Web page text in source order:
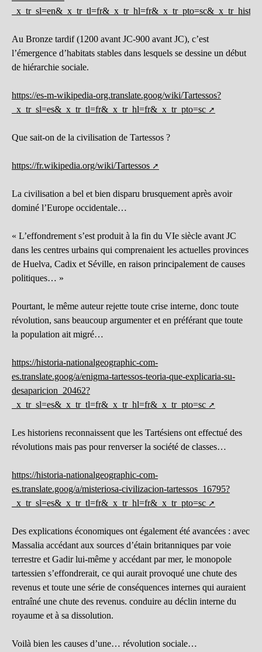
Au Bronze tardif (1200 avant JC-900 avant JC), c’est
l’émergence d’habitats stables dans lesquels se dessine un début
de hiérarchie sociale.
https://es-m-wikipedia-org.translate.goog/wiki/Tartessos?
_x_tr_sl=es&_x_tr_tl=fr&_x_tr_hl=fr&_x_tr_pto=sc
Que sait-on de la civilisation de Tartessos ?
https://fr.wikipedia.org/wiki/Tartessos
La civilisation a bel et bien disparu brusquement après avoir
dominé l’Europe occidentale…
« L’effondrement s’est produit à la fin du VIe siècle avant JC
dans les centres urbains qui comprenaient les actuelles provinces
de Huelva, Cadix et Séville, en raison principalement de causes
politiques… »
Pourtant, le même auteur rejette toute crise interne, donc toute
révolution, sans beaucoup argumenter et en préférant que toute
la population ait migré…
https://historia-nationalgeographic-com-
es.translate.goog/a/enigma-tartessos-teoria-que-explicaria-su-
desaparicion_20462?
_x_tr_sl=es&_x_tr_tl=fr&_x_tr_hl=fr&_x_tr_pto=sc
Les historiens reconnaissent que les Tartésiens ont effectué des
révolutions mais pas pour renverser la société de classes…
https://historia-nationalgeographic-com-
es.translate.goog/a/misteriosa-civilizacion-tartessos_16795?
_x_tr_sl=es&_x_tr_tl=fr&_x_tr_hl=fr&_x_tr_pto=sc
Des explications économiques ont également été avancées : avec
Massalia accédant aux sources d’étain britanniques par voie
terrestre et Gadir lui-même y accédant par mer, le monopole
tartessien s’effondrerait, ce qui aurait provoqué une chute des
revenus et toute une série de conséquences internes qui auraient
entraîné une chute des revenus. conduire au déclin interne du
royaume et à sa dissolution.
Voilà bien les causes d’une… révolution sociale…